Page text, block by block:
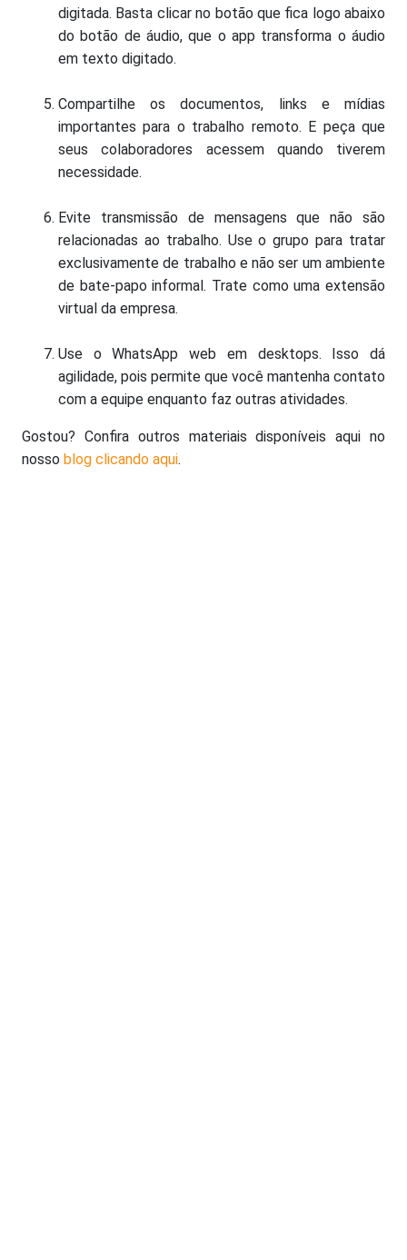
digitada. Basta clicar no botão que fica logo abaixo
do botão de áudio, que o app transforma o áudio
em texto digitado.
Compartilhe os documentos, links e mídias
importantes para o trabalho remoto. E peça que
seus colaboradores acessem quando tiverem
necessidade.
Evite transmissão de mensagens que não são
relacionadas ao trabalho. Use o grupo para tratar
exclusivamente de trabalho e não ser um ambiente
de bate-papo informal. Trate como uma extensão
virtual da empresa.
Use o WhatsApp web em desktops. Isso dá
agilidade, pois permite que você mantenha contato
com a equipe enquanto faz outras atividades.
Gostou? Confira outros materiais disponíveis aqui no
nosso blog clicando aqui.